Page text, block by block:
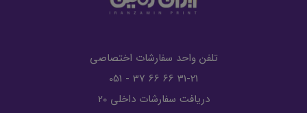
تلفن واحد سفارشات اختصاصی
31-21 66 66 37 - 051
دریافت سفارشات داخلی 20